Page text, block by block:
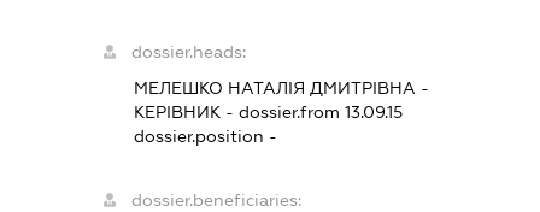
dossier.heads:
МЕЛЕШКО НАТАЛІЯ ДМИТРІВНА -
КЕРІВНИК- dossier.from 13.09.15
dossier.position -
dossier.beneficiaries: